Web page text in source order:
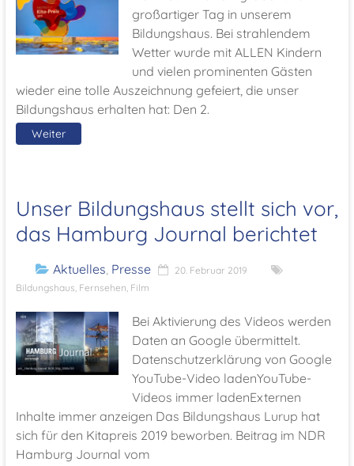
großartiger Tag in unserem
Bildungshaus. Bei strahlendem
Wetter wurde mit ALLEN Kindern
und vielen prominenten Gästen
wieder eine tolle Auszeichnung gefeiert, die unser
Bildungshaus erhalten hat: Den 2.
Weiter
Unser Bildungshaus stellt sich vor,
das Hamburg Journal berichtet
Aktuelles, Presse
20. Februar 2019
Bildungshaus, Fernsehen, Film
Bei Aktivierung des Videos werden
Daten an Google übermittelt.
Datenschutzerklärung von Google
YouTube-Video ladenYouTube-
Videos immer ladenExternen
Inhalte immer anzeigen Das Bildungshaus Lurup hat
sich für den Kitapreis 2019 beworben. Beitrag im NDR
Hamburg Journal vom